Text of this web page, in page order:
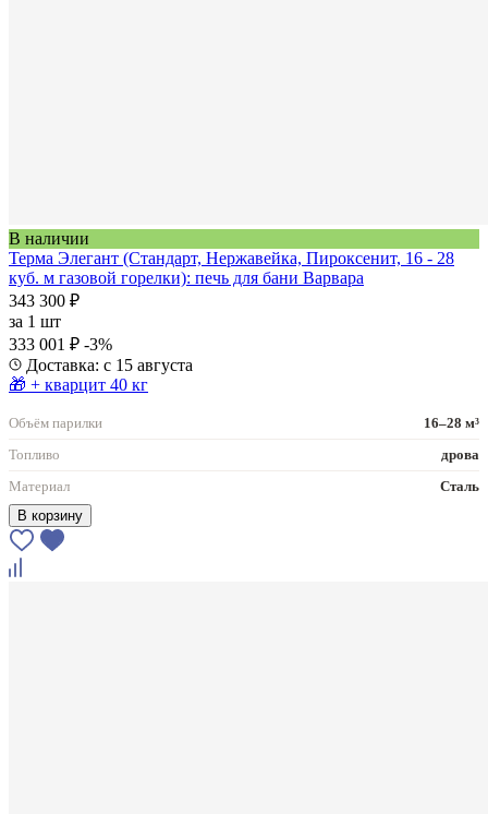
В наличии
Терма Элегант (Стандарт, Нержавейка, Пироксенит, 16 - 28
куб. м газовой горелки): печь для бани Варвара
343 300 ₽
за 1 шт
333 001 ₽ -3%
Доставка: с 15 августа
🎁 + кварцит 40 кг
Объём парилки
16–28 м³
Топливо
дрова
Материал
Сталь
В корзину